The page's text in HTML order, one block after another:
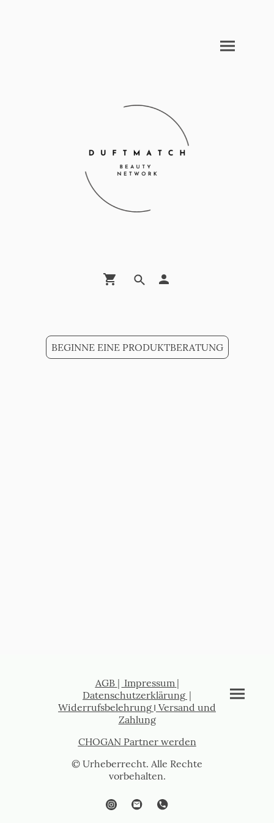
BEGINNE EINE PRODUKTBERATUNG
AGB | Impressum |
Datenschutzerklärung |
Widerrufsbelehrung I Versand und
Zahlung
CHOGAN Partner werden
© Urheberrecht. Alle Rechte
vorbehalten.